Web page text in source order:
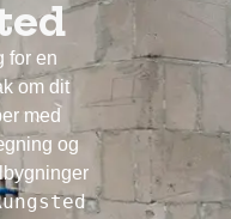
for en
om dit
med
og